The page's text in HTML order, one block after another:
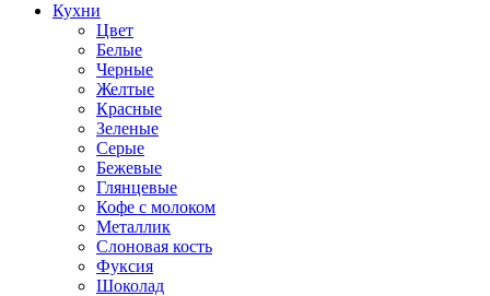
Кухни
Цвет
Белые
Черные
Желтые
Красные
Зеленые
Серые
Бежевые
Глянцевые
Кофе с молоком
Металлик
Слоновая кость
Фуксия
Шоколад